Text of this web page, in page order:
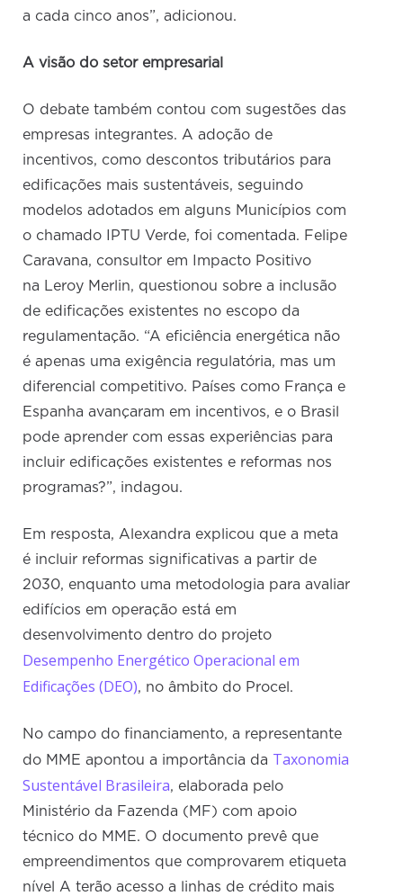
a cada cinco anos”, adicionou.
A visão do setor empresarial
O debate também contou com sugestões das
empresas integrantes. A adoção de
incentivos, como descontos tributários para
edificações mais sustentáveis, seguindo
modelos adotados em alguns Municípios com
o chamado IPTU Verde, foi comentada. Felipe
Caravana, consultor em Impacto Positivo
na Leroy Merlin, questionou sobre a inclusão
de edificações existentes no escopo da
regulamentação. “A eficiência energética não
é apenas uma exigência regulatória, mas um
diferencial competitivo. Países como França e
Espanha avançaram em incentivos, e o Brasil
pode aprender com essas experiências para
incluir edificações existentes e reformas nos
programas?”, indagou.
Em resposta, Alexandra explicou que a meta
é incluir reformas significativas a partir de
2030, enquanto uma metodologia para avaliar
edifícios em operação está em
desenvolvimento dentro do projeto
Desempenho Energético Operacional em
Edificações (DEO), no âmbito do Procel.
No campo do financiamento, a representante
do MME apontou a importância da Taxonomia
Sustentável Brasileira, elaborada pelo
Ministério da Fazenda (MF) com apoio
técnico do MME. O documento prevê que
empreendimentos que comprovarem etiqueta
nível A terão acesso a linhas de crédito mais